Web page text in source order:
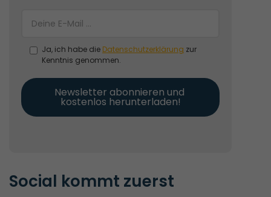
Ja, ich habe die Datenschutzerklärung zur
Kenntnis genommen.
Newsletter abonnieren und
kostenlos herunterladen!
Social kommt zuerst